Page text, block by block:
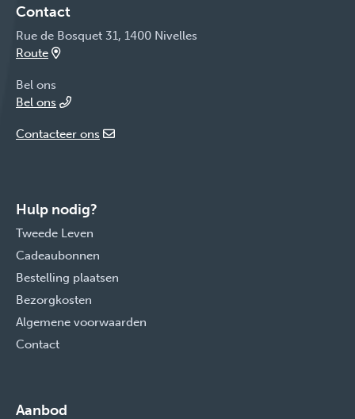
Contact
Rue de Bosquet 31, 1400 Nivelles
Route
Bel ons
Bel ons
Contacteer ons
Hulp nodig?
Tweede Leven
Cadeaubonnen
Bestelling plaatsen
Bezorgkosten
Algemene voorwaarden
Contact
Aanbod